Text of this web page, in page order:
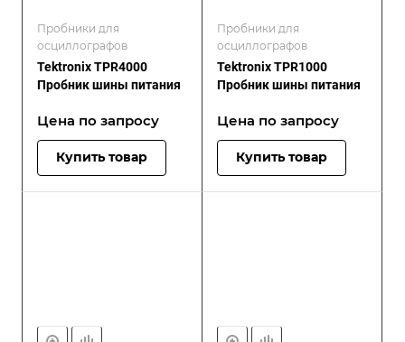
Пробники для
осциллографов
Tektronix TPR4000
Пробник шины питания
Цена по запросу
Купить товар
Пробники для
осциллографов
Tektronix TPR1000
Пробник шины питания
Цена по запросу
Купить товар